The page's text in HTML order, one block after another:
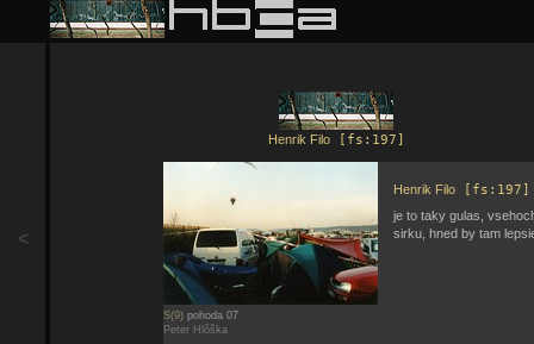
<
Henrik Filo[fs:197]
S(9) pohoda 07
Peter Hlôška
Henrik Filo [fs:197]
je to taky gulas,
sirku, hned by tam